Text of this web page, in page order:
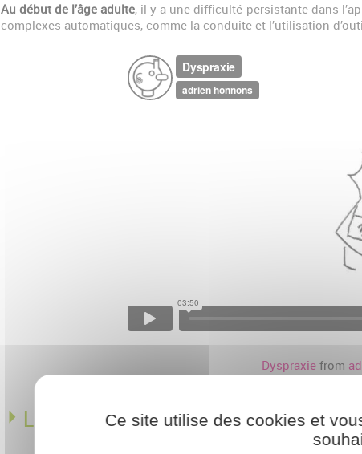
Au début de l’âge adulte, il y a une difficulté persistante dans
complexes automatiques, comme la conduite et l’utilisation
Dyspraxie from
Les différentes formes de dyspraxie
Ce site utilise des cookies et